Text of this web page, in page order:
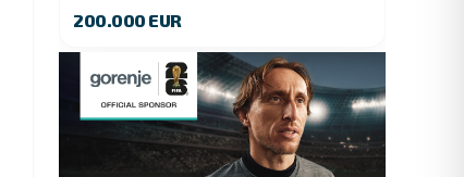
200.000 EUR